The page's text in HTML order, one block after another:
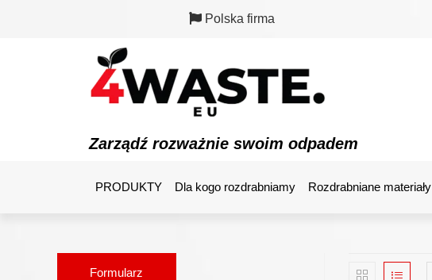
Polska firma
Zarządź rozważnie swoim odpadem
PRODUKTY Dla kogo rozdrabniamy Rozdrabniane materiały
Formularz